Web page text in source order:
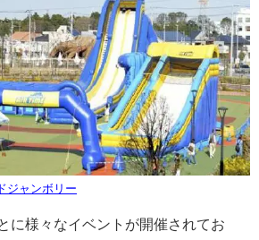
ジャンボリー
に様々なイベントが開催されてお